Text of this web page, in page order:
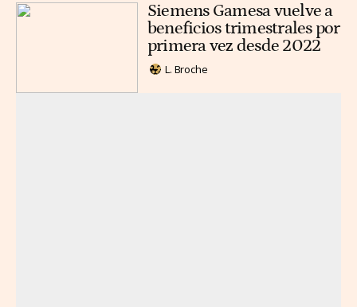
Siemens Gamesa vuelve a
beneficios trimestrales por
primera vez desde 2022
L. Broche